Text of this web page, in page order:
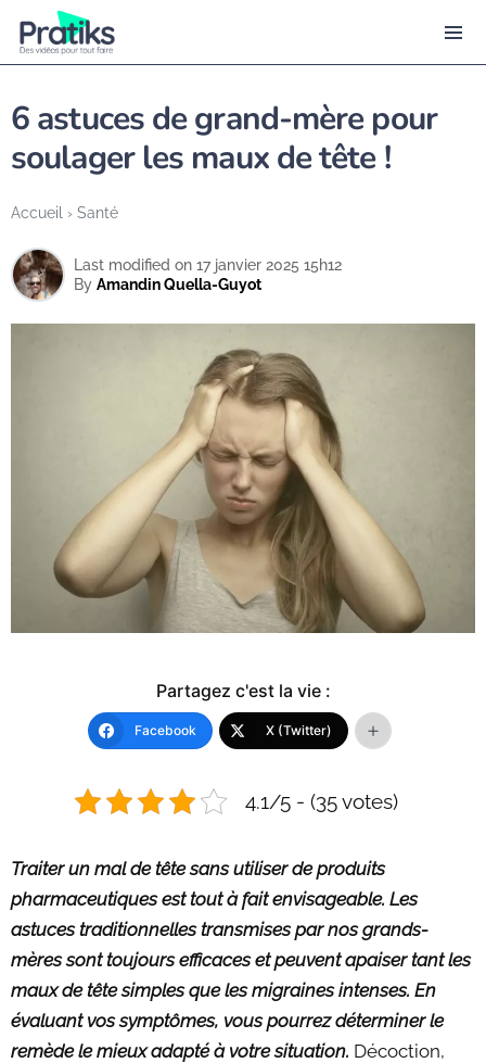
Accueil › Santé
6 astuces de grand-mère pour
soulager les maux de tête !
By Amandin Quella-Guyot
Last modified on 17 janvier 2025 15h12
Partagez c'est la vie :
Facebook X (Twitter)
4.1/5 - (35 votes)
Traiter un mal de tête sans utiliser de produits
pharmaceutiques est tout à fait envisageable. Les
astuces traditionnelles transmises par nos grands-
mères sont toujours efficaces et peuvent apaiser tant les
maux de tête simples que les migraines intenses. En
évaluant vos symptômes, vous pourrez déterminer le
remède le mieux adapté à votre situation. Décoction,